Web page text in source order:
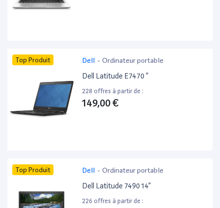
Top Produit Dell - Ordinateur portable
Dell Latitude E7470 ”
228 offres à partir de :
149,00 €
Top Produit Dell - Ordinateur portable
Dell Latitude 7490 14”
226 offres à partir de :